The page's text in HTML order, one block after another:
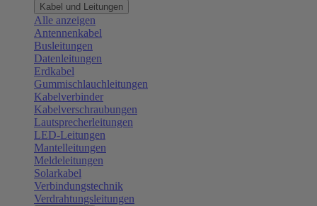
Kabel und Leitungen
Alle anzeigen
Antennenkabel
Busleitungen
Datenleitungen
Erdkabel
Gummischlauchleitungen
Kabelverbinder
Kabelverschraubungen
Lautsprecherleitungen
LED-Leitungen
Mantelleitungen
Meldeleitungen
Solarkabel
Verbindungstechnik
Verdrahtungsleitungen